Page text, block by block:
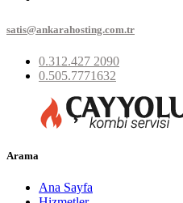
satis@ankarahosting.com.tr
0.312.427 2090
0.505.7771632
Arama
Ana Sayfa